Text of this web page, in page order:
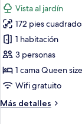
fotos
de
Habitación
con
1
cama
o
Vista al jardín
172 pies
1 habitación
3 personas
1 cama Queen size
Wifi gratuito
Más detalles
Más